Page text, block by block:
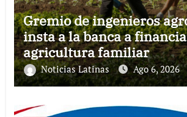
Gremio de ingenieros
insta a la banca a
agricultura familiar
Noticias Latinas Ago 6, 2026